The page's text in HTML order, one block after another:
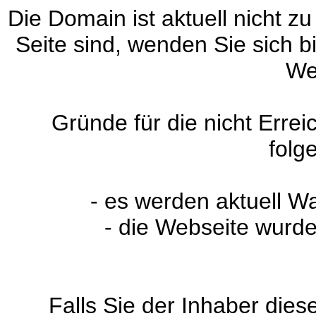
Die Domain ist aktuell nicht
Seite sind, wenden Sie sich
Gründe für die nicht
- es werden aktuell
- die Webseite
Falls Sie der Inhaber